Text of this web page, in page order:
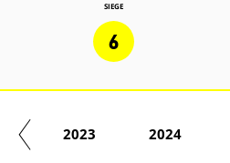
SIEGE
6
2023 2024